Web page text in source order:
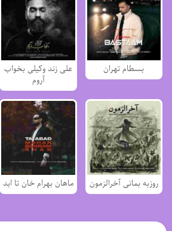
بسطام تهران
علی زند وکیلی بخواب
آروم
روزبه بمانی آخرالزمون ماهان بهرام خان تا ابد